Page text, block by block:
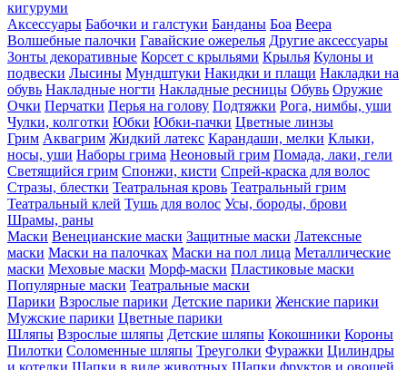
кигуруми
Аксессуары Бабочки и галстуки Банданы Боа Веера
Волшебные палочки Гавайские ожерелья Другие аксессуары
Зонты декоративные Корсет с крыльями Крылья Кулоны и
подвески Лысины Мундштуки Накидки и плащи Накладки на
обувь Накладные ногти Накладные ресницы Обувь Оружие
Очки Перчатки Перья на голову Подтяжки Рога, нимбы, уши
Чулки, колготки Юбки Юбки-пачки Цветные линзы
Грим Аквагрим Жидкий латекс Карандаши, мелки Клыки,
носы, уши Наборы грима Неоновый грим Помада, лаки, гели
Светящийся грим Спонжи, кисти Спрей-краска для волос
Стразы, блестки Театральная кровь Театральный грим
Театральный клей Тушь для волос Усы, бороды, брови
Шрамы, раны
Маски Венецианские маски Защитные маски Латексные
маски Маски на палочках Маски на пол лица Металлические
маски Меховые маски Морф-маски Пластиковые маски
Популярные маски Театральные маски
Парики Взрослые парики Детские парики Женские парики
Мужские парики Цветные парики
Шляпы Взрослые шляпы Детские шляпы Кокошники Короны
Пилотки Соломенные шляпы Треуголки Фуражки Цилиндры
и котелки Шапки в виде животных Шапки фруктов и овощей